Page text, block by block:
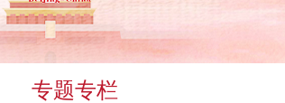
专题专栏